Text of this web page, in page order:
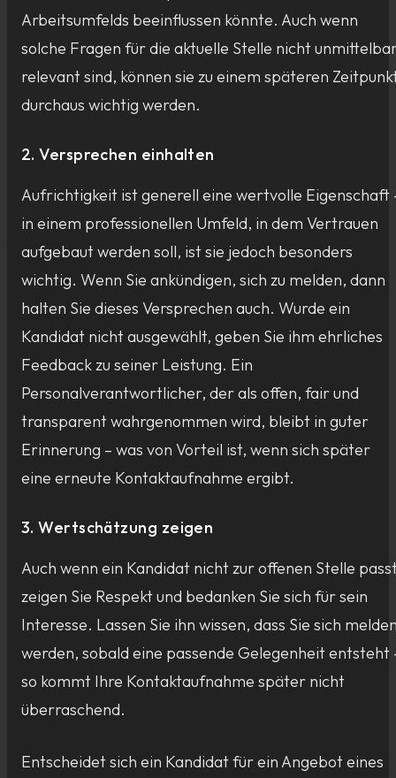
Arbeitsumfelds beeinflussen könnte. Auch wenn
solche Fragen für die aktuelle Stelle nicht
relevant sind, können sie zu einem späteren
durchaus wichtig werden.
2. Versprechen einhalten
Aufrichtigkeit ist generell eine wertvolle Eigenschaft
in einem professionellen Umfeld, in dem Vertrauen
aufgebaut werden soll, ist sie jedoch besonders
wichtig. Wenn Sie ankündigen, sich zu melden, dann
halten Sie dieses Versprechen auch. Wurde ein
Kandidat nicht ausgewählt, geben Sie ihm ehrliches
Feedback zu seiner Leistung. Ein
Personalverantwortlicher, der als offen, fair und
transparent wahrgenommen wird, bleibt in guter
Erinnerung – was von Vorteil ist, wenn sich später
eine erneute Kontaktaufnahme ergibt.
3. Wertschätzung zeigen
Auch wenn ein Kandidat nicht zur offenen Stelle
zeigen Sie Respekt und bedanken Sie sich für sein
Interesse. Lassen Sie ihn wissen, dass Sie sich
werden, sobald eine passende Gelegenheit entsteht
so kommt Ihre Kontaktaufnahme später nicht
überraschend.
Entscheidet sich ein Kandidat für ein Angebot eines